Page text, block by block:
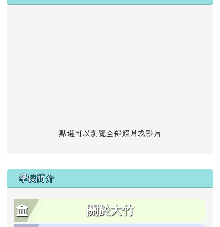
點選可以瀏覽全部照片或影片
學校簡介
關於大竹